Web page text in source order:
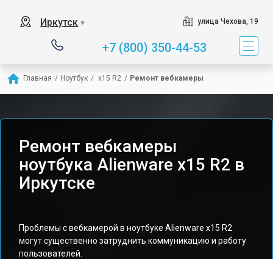
Иркутск ▼ улица Чехова, 19
+7 (800) 350-44-53
Главная / Ноутбук / x15 R2 / Ремонт вебкамеры
Ремонт вебкамеры
ноутбука Alienware x15 R2 в
Иркутске
Проблемы с вебкамерой в ноутбуке Alienware x15 R2
могут существенно затруднить коммуникацию и работу
пользователей.